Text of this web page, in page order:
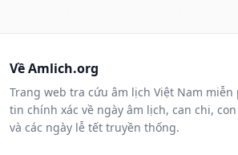
Về Amlich.org
Trang web tra cứu âm lịch Việt Nam
tin chính xác về ngày âm lịch, can chi,
và các ngày lễ tết truyền thống.